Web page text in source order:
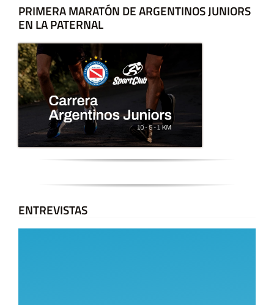
PRIMERA MARATÓN DE ARGENTINOS JUNIORS
EN LA PATERNAL
ENTREVISTAS